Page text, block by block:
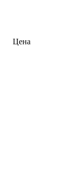
Цена